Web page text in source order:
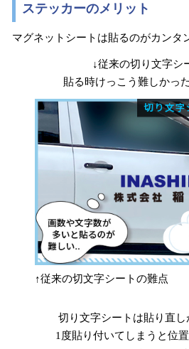
ステッカーのメリット
マグネットシートは貼るのがカンタ
↓従来の切り文字シ
貼る時けっこう難しかっ
↑従来の切文字シートの難点
切り文字シートは貼り直し
1度貼り付いてしまうと位置